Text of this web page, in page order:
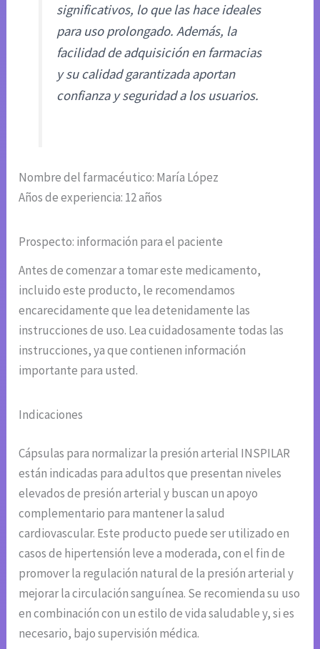
significativos, lo que las hace ideales
para uso prolongado. Además, la
facilidad de adquisición en farmacias
y su calidad garantizada aportan
confianza y seguridad a los usuarios.
Nombre del farmacéutico: María López
Años de experiencia: 12 años
Prospecto: información para el paciente
Antes de comenzar a tomar este medicamento,
incluido este producto, le recomendamos
encarecidamente que lea detenidamente las
instrucciones de uso. Lea cuidadosamente todas las
instrucciones, ya que contienen información
importante para usted.
Indicaciones
Cápsulas para normalizar la presión arterial INSPILAR
están indicadas para adultos que presentan niveles
elevados de presión arterial y buscan un apoyo
complementario para mantener la salud
cardiovascular. Este producto puede ser utilizado en
casos de hipertensión leve a moderada, con el fin de
promover la regulación natural de la presión arterial y
mejorar la circulación sanguínea. Se recomienda su uso
en combinación con un estilo de vida saludable y, si es
necesario, bajo supervisión médica.